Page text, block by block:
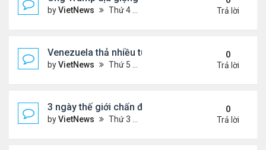
byVietNews Thứ 4 Tháng 1 14, 2026 5:26 pm
Trả lời
Venezuela thả nhiều tù nhân giữa sức ép từ Mỹ
byVietNews Thứ 5 Tháng 1 08, 2026 5:39 pm
0
Trả lời
3 ngày thế giới chấn động vì vụ Mỹ bắt Tổng
byVietNews Thứ 3 Tháng 1 06, 2026 4:43 pm
0
Trả lời